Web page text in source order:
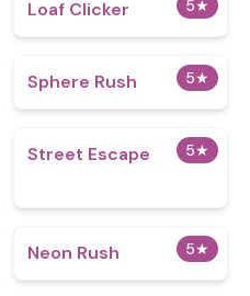
5★
Loaf Clicker
5★
Sphere Rush
5★
Street Escape
5★
Neon Rush